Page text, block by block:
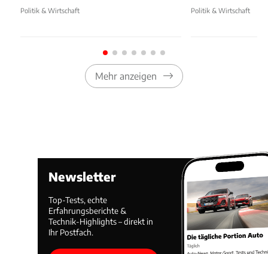
Politik & Wirtschaft Politik & Wirtschaft
Mehr anzeigen
Newsletter
Top-Tests, echte
Erfahrungsberichte &
Technik-Highlights – direkt in
Ihr Postfach.